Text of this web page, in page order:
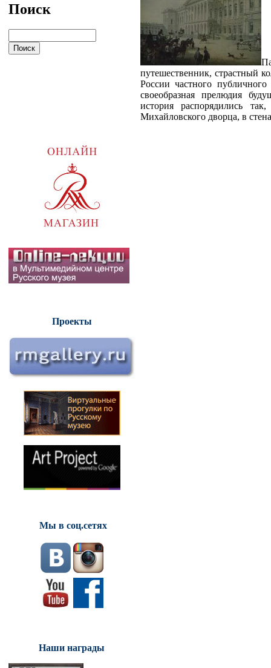
Поиск
Проекты
Мы в соц.сетях
Наши награды
путешественник, страстный
России частного
своеобразная прелюдия
история распорядились
Михайловского дворца, в